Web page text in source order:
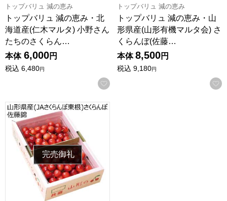
トップバリュ 減の恵み
トップバリュ 減の恵み・北
海道産(仁木マルタ) 小野さん
たちのさくらん…
本体 6,000円
税込 6,480円
お気に入りに登録する
トップバリュ 減の恵み
トップバリュ 減の恵み・山
形県産(山形有機マルタ会) さ
くらんぼ(佐藤…
本体 8,500円
税込 9,180円
山形県産(JAさくらんぼ東根) さくらんぼ佐藤錦(お届け期間
完売御礼